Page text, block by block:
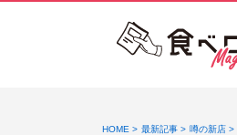
HOME 最新記事 噂の新店